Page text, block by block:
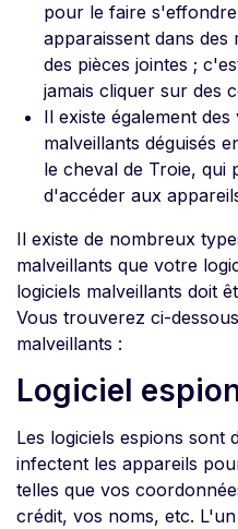
pour le faire
apparaissent dans des
des pièces jointes ;
jamais cliquer sur des
Il existe également
malveillants déguisés
le cheval de Troie, qui
d'accéder aux
Il existe de nombreux
malveillants que votre
logiciels malveillants doit
Vous trouverez ci-
malveillants :
Logiciel
Les logiciels espions sont
infectent les appareils
telles que vos
crédit, vos noms, etc.